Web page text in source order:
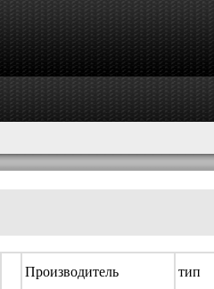
Производитель
тип